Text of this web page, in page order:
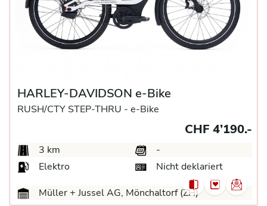
HARLEY-DAVIDSON e-Bike
RUSH/CTY STEP-THRU - e-Bike
CHF 4’190.-
3 km
-
Elektro
Nicht deklariert
Müller + Jussel AG, Mönchaltorf (ZH)